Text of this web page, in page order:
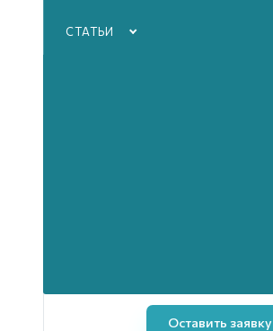
СТАТЬИ
Оставить заявку